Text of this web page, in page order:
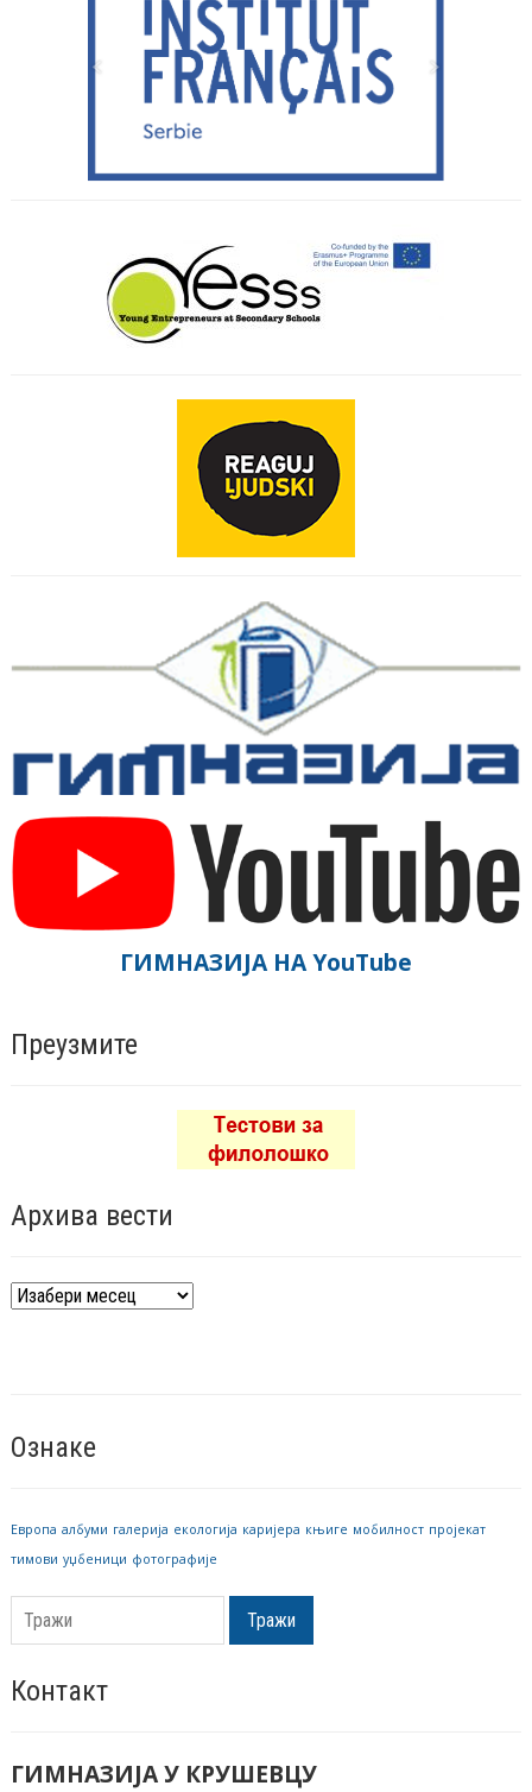
ГИМНАЗИЈА НА YouTube
Преузмите
Архива вести
Архива
Ознаке
Европа албуми галерија екологија каријера књиге мобилност пројекат
тимови уџбеници фотографије
Тражи
Контакт
ГИМНАЗИЈА У КРУШЕВЦУ